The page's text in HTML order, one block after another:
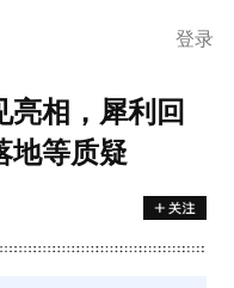
登录
亮相，犀利回
地等质疑